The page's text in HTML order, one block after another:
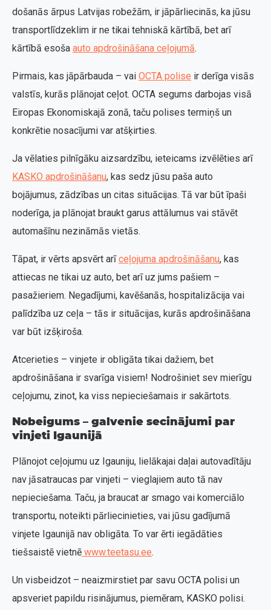
došanās ārpus Latvijas robežām, ir jāpārliecinās, ka jūsu
transportlīdzeklim ir ne tikai tehniskā kārtībā, bet arī
kārtībā esoša auto apdrošināšana ceļojumā.
Pirmais, kas jāpārbauda – vai OCTA polise ir derīga visās
valstīs, kurās plānojat ceļot. OCTA segums darbojas visā
Eiropas Ekonomiskajā zonā, taču polises termiņš un
konkrētie nosacījumi var atšķirties.
Ja vēlaties pilnīgāku aizsardzību, ieteicams izvēlēties arī
KASKO apdrošināšanu, kas sedz jūsu paša auto
bojājumus, zādzības un citas situācijas. Tā var būt īpaši
noderīga, ja plānojat braukt garus attālumus vai stāvēt
automašīnu nezināmās vietās.
Tāpat, ir vērts apsvērt arīceļojuma apdrošināšanu, kas
attiecas ne tikai uz auto, bet arī uz jums pašiem –
pasažieriem. Negadījumi, kavēšanās, hospitalizācija vai
palīdzība uz ceļa – tās ir situācijas, kurās apdrošināšana
var būt izšķiroša.
Atcerieties – vinjete ir obligāta tikai dažiem, bet
apdrošināšana ir svarīga visiem! Nodrošiniet sev mierīgu
ceļojumu, zinot, ka viss nepieciešamais ir sakārtots.
Nobeigums – galvenie secinājumi par
vinjeti Igaunijā
Plānojot ceļojumu uz Igauniju, lielākajai daļai autovadītāju
nav jāsatraucas par vinjeti – vieglajiem auto tā nav
nepieciešama. Taču, ja braucat ar smago vai komerciālo
transportu, noteikti pārliecinieties, vai jūsu gadījumā
vinjete Igaunijā nav obligāta. To var ērti iegādāties
tiešsaistē vietnē www.teetasu.ee.
Un visbeidzot – neaizmirstiet par savu OCTA polisi un
apsveriet papildu risinājumus, piemēram, KASKO polisi.